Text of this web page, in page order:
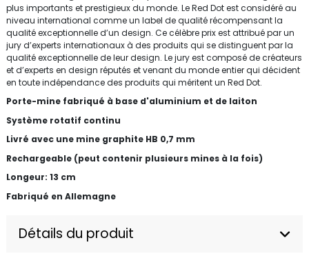
plus importants et prestigieux du monde. Le Red Dot est considéré au
niveau international comme un label de qualité récompensant la
qualité exceptionnelle d’un design. Ce célèbre prix est attribué par un
jury d’experts internationaux à des produits qui se distinguent par la
qualité exceptionnelle de leur design. Le jury est composé de créateurs
et d’experts en design réputés et venant du monde entier qui décident
en toute indépendance des produits qui méritent un Red Dot.
Porte-mine fabriqué à base d'aluminium et de laiton
Système rotatif continu
Livré avec une mine graphite HB 0,7 mm
Rechargeable (peut contenir plusieurs mines à la fois)
Longeur: 13 cm
Fabriqué en Allemagne
Détails du produit